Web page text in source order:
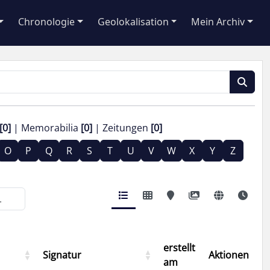
Chronologie Geolokalisation Mein Archiv
Memorabilia [0] Zeitungen [0]
O
P Q R S T U V W X Y Z
Signatur
erstellt
am
Aktionen